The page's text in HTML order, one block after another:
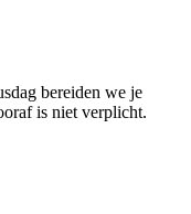
bereiden we je
is niet verplicht.